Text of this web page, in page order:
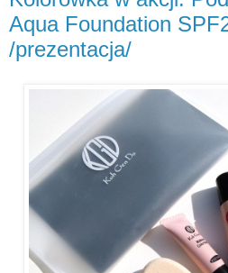
Aqua Foundation
/prezentacja/